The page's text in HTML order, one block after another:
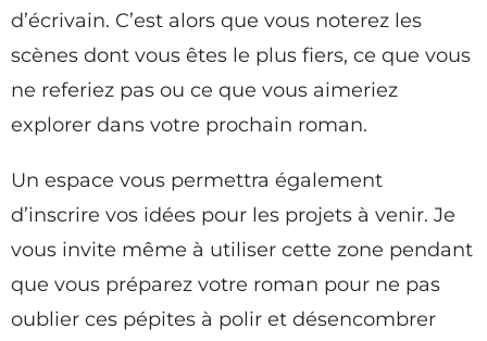
d’écrivain. C’est alors que vous noterez les
scènes dont vous êtes le plus fiers, ce que vous
ne referiez pas ou ce que vous aimeriez
explorer dans votre prochain roman.
Un espace vous permettra également
d’inscrire vos idées pour les projets à venir. Je
vous invite même à utiliser cette zone pendant
que vous préparez votre roman pour ne pas
oublier ces pépites à polir et désencombrer